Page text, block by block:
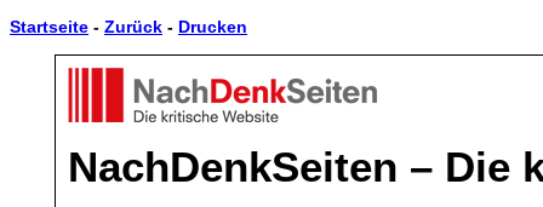
Startseite - Zurück - Drucken
NachDenkSeiten – Die